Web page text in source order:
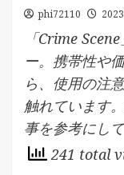
phi72110
「Crime
ー。携帯性や
ら、使用の注
触れています
事を参考にし
241 total